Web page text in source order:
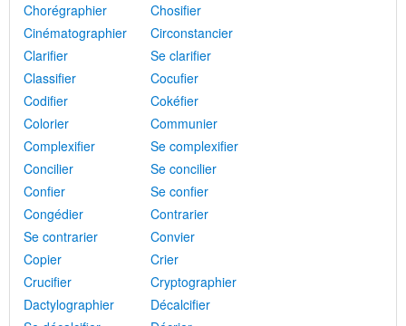
Chorégraphier
Chosifier
Cinématographier
Circonstancier
Clarifier
Se clarifier
Classifier
Cocufier
Codifier
Cokéfier
Colorier
Communier
Complexifier
Se complexifier
Concilier
Se concilier
Confier
Se confier
Congédier
Contrarier
Se contrarier
Convier
Copier
Crier
Crucifier
Cryptographier
Dactylographier
Décalcifier